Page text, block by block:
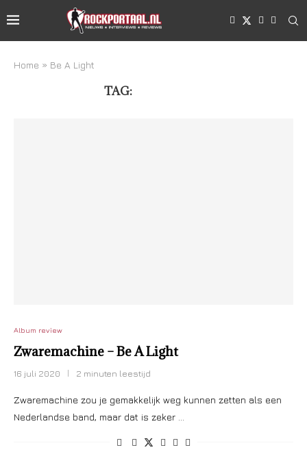
Home » Be A Light
TAG:
Album review
Zwaremachine – Be A Light
16 juli 2020 2 minuten leestijd
Zwaremachine zou je gemakkelijk weg kunnen zetten als een
Nederlandse band, maar dat is zeker …